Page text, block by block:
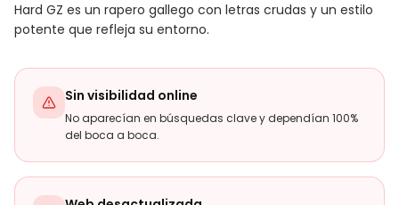
Hard GZ es un rapero gallego con letras crudas y un estilo
potente que refleja su entorno.
Sin visibilidad online
No aparecían en búsquedas clave y dependían 100%
del boca a boca.